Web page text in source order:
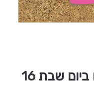
10 הנושאים הכי מעניינים בתחום הכלכלה והפיננסים בארץ ובעולם ביום שבת 16